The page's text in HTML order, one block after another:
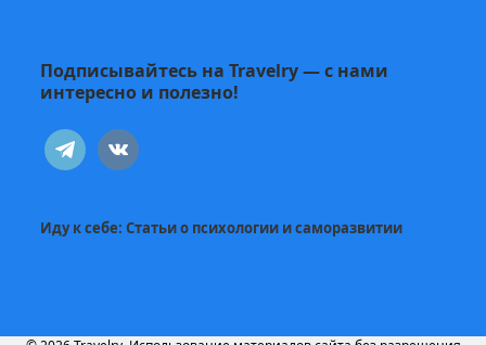
Подписывайтесь на Travelry — с нами
интересно и полезно!
telegramvkontakte
Иду к себе:Статьи о психологии и саморазвитии